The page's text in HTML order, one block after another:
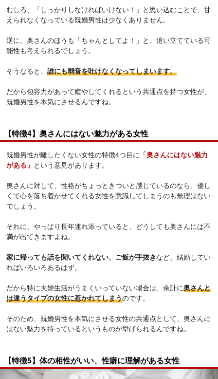
むしろ、「しっかりしなければいけない！」と思い込むことで、甘
えられなくなっている既婚男性は少なくありません。
逆に、奥さんのほうも「ちゃんとしてよ！」と、追い立てている可
能性も考えられるでしょう。
そうなると、誰にも弱音を吐けなくなってしまいます。
だから包容力があって癒やしてくれるという共通点を持つ女性が、
既婚男性を本気にさせるんですね。
【特徴4】奥さんにはない魅力がある女性
既婚男性が離したくない女性の特徴4つ目に 「奥さんにはない魅力
がある」 という意見があります。
奥さんに対して、性格がちょっときついと感じているのなら、優し
くて心を落ち着かせてくれる女性を意識してしまうのも無理はない
でしょう。
それに、やっぱり長年連れ添っていると、どうしても奥さんには不
満が出てきますよね。
家に帰っても話を聞いてくれない、ご飯が手抜きなど、結婚してい
ればいろいろあるはず。
だから特に夫婦生活がうまくいっていない場合は、余計に奥さんと
は違うタイプの女性に惹かれてしまうのです。
そのため、既婚男性を本気にさせる女性の共通点として、奥さんに
はない魅力を持っているというものが挙げられるんですね。
【特徴5】体の相性がいい、性癖に理解がある女性